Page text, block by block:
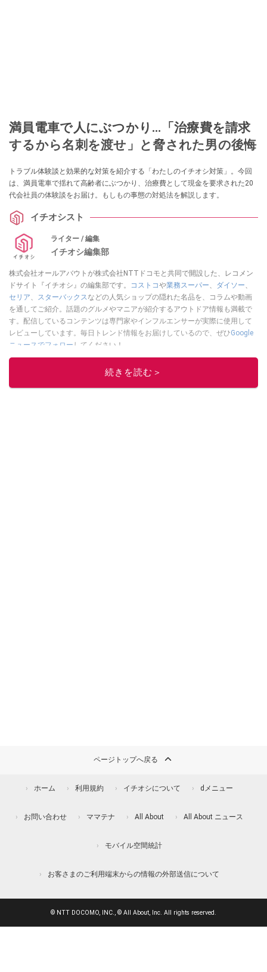
満員電車で人にぶつかり…「治療費を請求
するから名刺を渡せ」と脅された男の後悔
トラブル体験談と効果的な対策を紹介する「わたしのイチオシ対策」。今回
は、満員電車で揺れて高齢者にぶつかり、治療費として現金を要求された20
代会社員の体験談をお届け。もしもの事態の対処法を解説します。
イチオシスト
ライター / 編集
イチオシ編集部
株式会社オールアバウトが株式会社NTTドコモと共同で開設した、レコメン
ドサイト『イチオシ』の編集部です。
コストコや業務スーパー、 ダイソー、
セリア、 スターバックスなどの人気ショップの隠れた名品を、コラムや動画
を通してご紹介。話題のグルメやマニアが紹介するアウトドア情報も満載で
す。配信しているコンテンツは専門家やインフルエンサーが実際に使用して
レビューしています。毎日トレンド情報をお届けしているので、ぜひGoogle
ニュースでフォロー してください！
続きを読む＞
ページトップへ戻る
ホーム 利用規約 イチオシについて dメニュー
お問い合わせ ママテナ All About All About ニュース
モバイル空間統計
お客さまのご利用端末からの情報の外部送信について
© NTT DOCOMO, INC., © All About, Inc. All rights reserved.